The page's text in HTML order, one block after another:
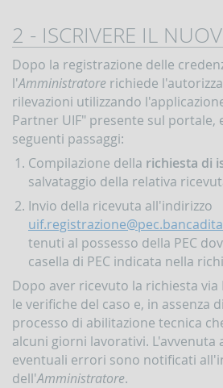
tutorial
Rapporto
annuale
Quaderni
dell'antiriciclaggio
Newsletter
Interventi
del
Direttore
Interventi
della
Banca
d'Italia
in
materia
di
antiriciclaggio
Comunicati
2 - ISCRIVERE IL
Dopo la registrazione delle
l'Amministratore richiede
rilevazioni utilizzando
Partner UIF" presente sul portale,
seguenti passaggi:
Compilazione della richiesta di
salvataggio della relativa
Invio della ricevuta all'indirizzo
tenuti al possesso della PEC
casella di PEC indicata nella
Dopo aver ricevuto la richiesta via
le verifiche del caso e, in assenza
processo di abilitazione tecnica
alcuni giorni lavorativi. L'avvenuta
eventuali errori sono notificati
dell'Amministratore.